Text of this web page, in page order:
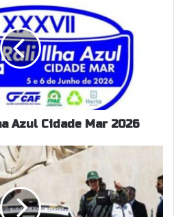
Azul Cidade Mar 2026